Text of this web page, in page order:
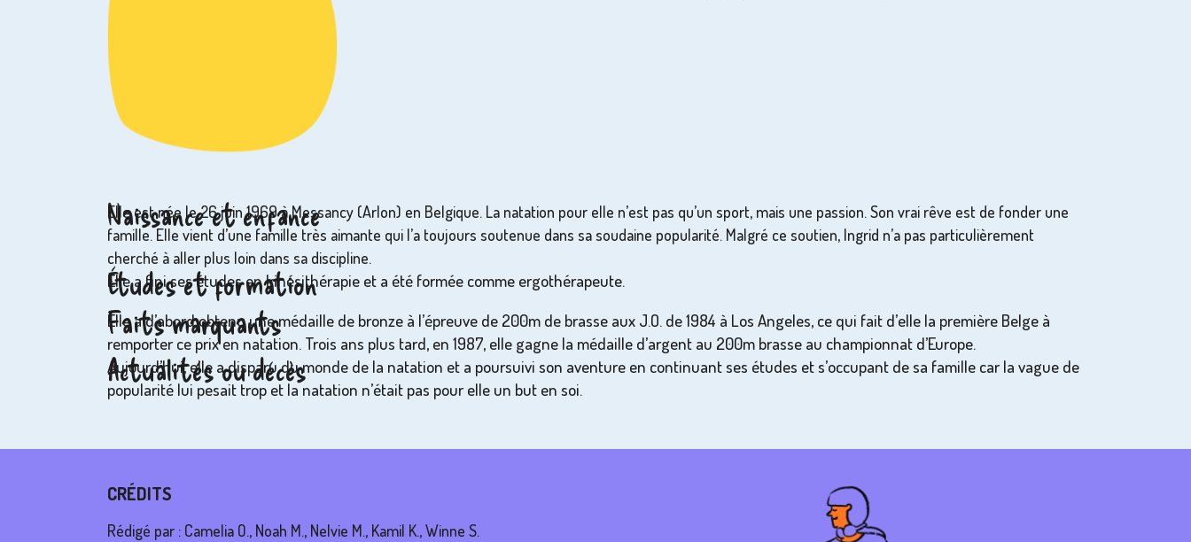
Naissance et enfance
Elle est née le 26 juin 1969 à Messancy (Arlon) en Belgique. La natation pour elle n’est pas qu’un sport, mais une passion. Son vrai rêve est de fonder une
famille. Elle vient d’une famille très aimante qui l’a toujours soutenue dans sa soudaine popularité. Malgré ce soutien, Ingrid n’a pas particulièrement
cherché à aller plus loin dans sa discipline.
Études et formation
Elle a fini ses études en kinésithérapie et a été formée comme ergothérapeute.
Faits marquants
Elle a d’abord obtenu une médaille de bronze à l’épreuve de 200m de brasse aux J.O. de 1984 à Los Angeles, ce qui fait d’elle la première Belge à
remporter ce prix en natation. Trois ans plus tard, en 1987, elle gagne la médaille d’argent au 200m brasse au championnat d’Europe.
Actualités ou décès
Aujourd’hui, elle a disparu du monde de la natation et a poursuivi son aventure en continuant ses études et s’occupant de sa famille car la vague de
popularité lui pesait trop et la natation n’était pas pour elle un but en soi.
CRÉDITS
Rédigé par : Camelia O., Noah M., Nelvie M., Kamil K., Winne S.